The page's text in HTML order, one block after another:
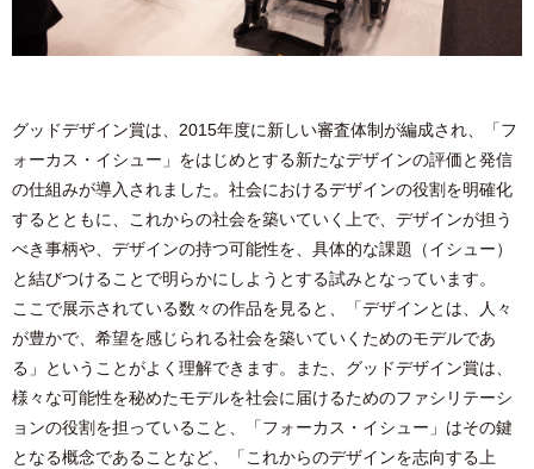
グッドデザイン賞は、2015年度に新しい審査体制が編成され、「フ
ォーカス・イシュー」をはじめとする新たなデザインの評価と発信
の仕組みが導入されました。社会におけるデザインの役割を明確化
するとともに、これからの社会を築いていく上で、デザインが担う
べき事柄や、デザインの持つ可能性を、具体的な課題（イシュー）
と結びつけることで明らかにしようとする試みとなっています。
ここで展示されている数々の作品を見ると、「デザインとは、人々
が豊かで、希望を感じられる社会を築いていくためのモデルであ
る」ということがよく理解できます。また、グッドデザイン賞は、
様々な可能性を秘めたモデルを社会に届けるためのファシリテーシ
ョンの役割を担っていること、「フォーカス・イシュー」はその鍵
となる概念であることなど、「これからのデザインを志向する上